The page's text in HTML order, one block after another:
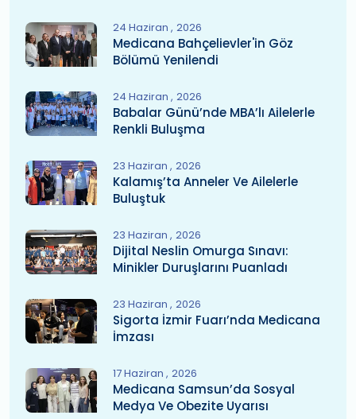
24 Haziran 2026
Medicana Bahçelievler'in Göz
Bölümü Yenilendi
24 Haziran 2026
Babalar Günü’nde MBA’lı Ailelerle
Renkli Buluşma
23 Haziran 2026
Kalamış’ta Anneler Ve Ailelerle
Buluştuk
23 Haziran 2026
Dijital Neslin Omurga Sınavı:
Minikler Duruşlarını Puanladı
23 Haziran 2026
Sigorta İzmir Fuarı’nda Medicana
İmzası
17 Haziran 2026
Medicana Samsun’da Sosyal
Medya Ve Obezite Uyarısı